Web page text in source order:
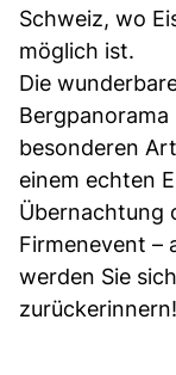
Schweiz, wo
möglich ist.
Die
besonderen
einem echten
Übernachtung
Firmenevent –
werden Sie
zurückerinnern!